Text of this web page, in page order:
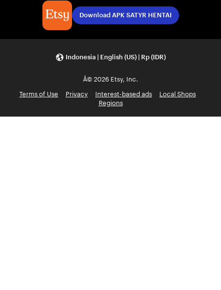
Download APK SATYR HENTAI
Indonesia | English (US) | Rp (IDR)
Â© 2026 Etsy, Inc.
Terms of Use
Privacy Interest-based ads
Local Shops
Regions